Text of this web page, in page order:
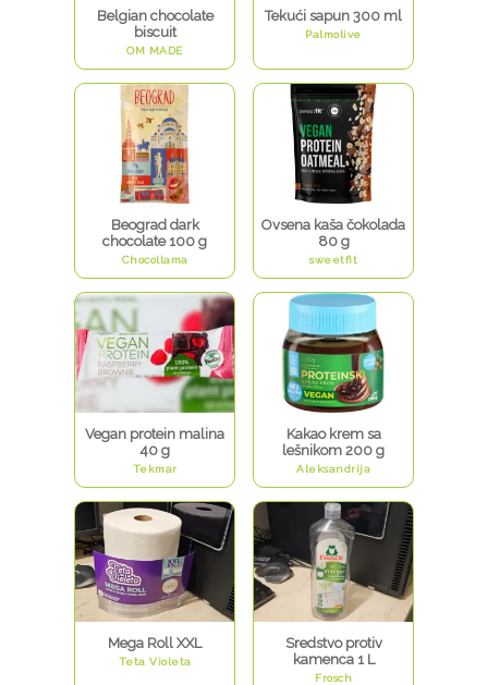
Belgian chocolate
biscuit
OM MADE
Tekući sapun 300 ml
Palmolive
Beograd dark
chocolate 100 g
Chocollama
Ovsena kaša čokolada
80 g
sweetfit
Vegan protein malina
40 g
Tekmar
Kakao krem sa
lešnikom 200 g
Aleksandrija
Mega Roll XXL
Teta Violeta
Sredstvo protiv
kamenca 1 L
Frosch